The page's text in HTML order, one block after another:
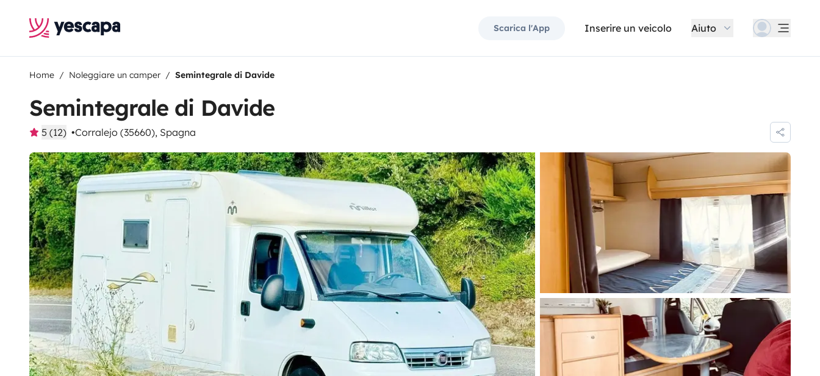
Scarica l'App Inserire un veicolo Aiuto
Home Noleggiare un camper Semintegrale di Davide
Semintegrale di Davide
5 (12) Corralejo (35660), Spagna